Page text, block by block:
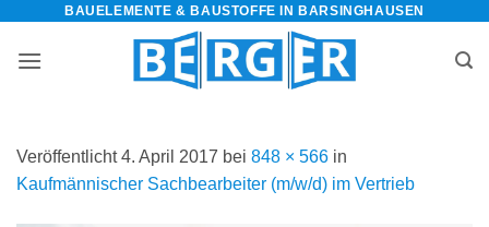
springen
BAUELEMENTE & BAUSTOFFE IN BARSINGHAUSEN
Veröffentlicht4. April 2017 bei 848 × 566 in
Kaufmännischer Sachbearbeiter (m/w/d) im Vertrieb